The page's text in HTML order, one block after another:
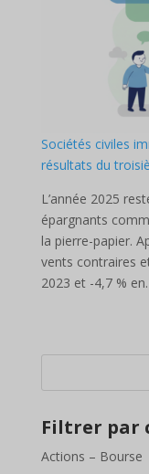
Sociétés civiles
résultats du
L’année 2025
épargnants
la pierre-papier.
vents contraires
2023 et -4,7 %
Filtrer par
Actions – Bourse